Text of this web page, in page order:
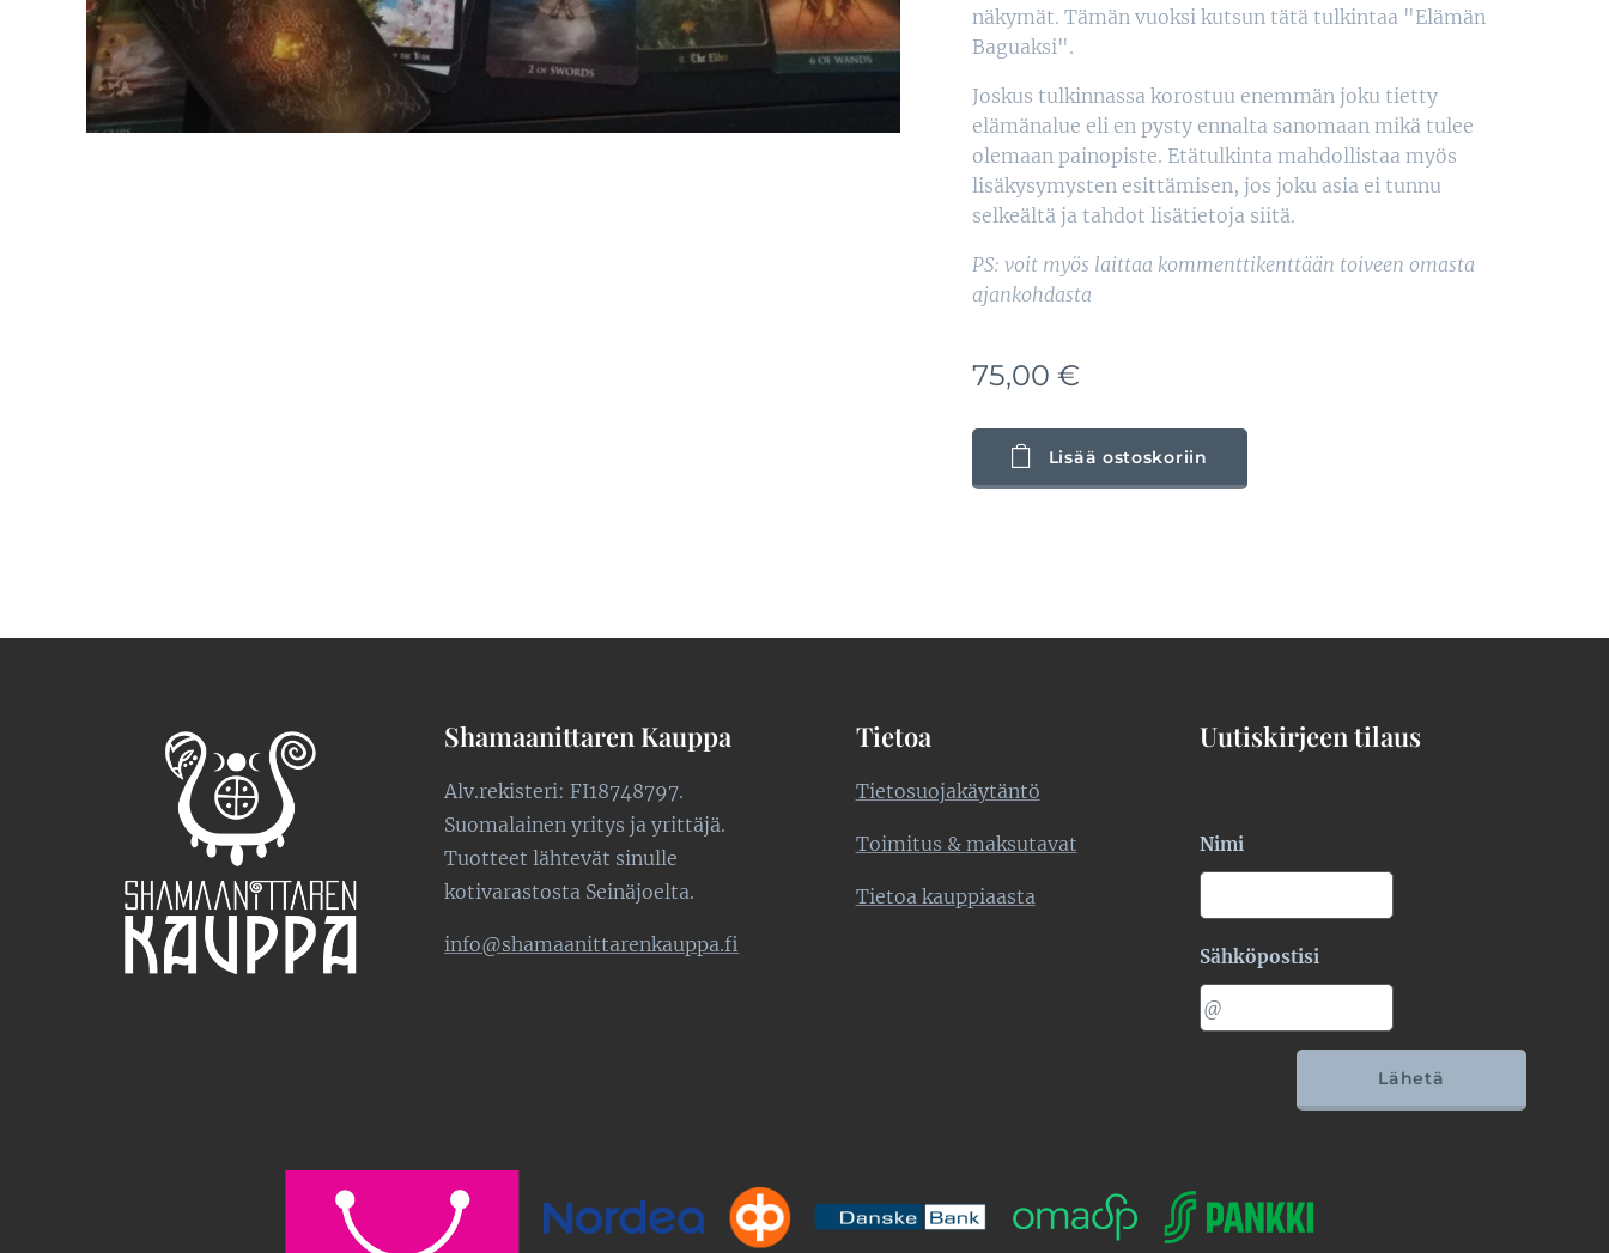
näkymät. Tämän vuoksi kutsun tätä tulkintaa "Elämän
Baguaksi".
Joskus tulkinnassa korostuu enemmän joku tietty
elämänalue eli en pysty ennalta sanomaan mikä tulee
olemaan painopiste. Etätulkinta mahdollistaa myös
lisäkysymysten esittämisen, jos joku asia ei tunnu
selkeältä ja tahdot lisätietoja siitä.
PS: voit myös laittaa kommenttikenttään toiveen omasta
ajankohdasta
75,00 €
Lisää ostoskoriin
Shamaanittaren Kauppa
Alv.rekisteri: FI18748797.
Suomalainen yritys ja yrittäjä.
Tuotteet lähtevät sinulle
kotivarastosta Seinäjoelta.
info@shamaanittarenkauppa.fi
Tietoa
Tietosuojakäytäntö
Toimitus & maksutavat
Tietoa kauppiaasta
Uutiskirjeen tilaus
Nimi
Sähköpostisi
Lähetä